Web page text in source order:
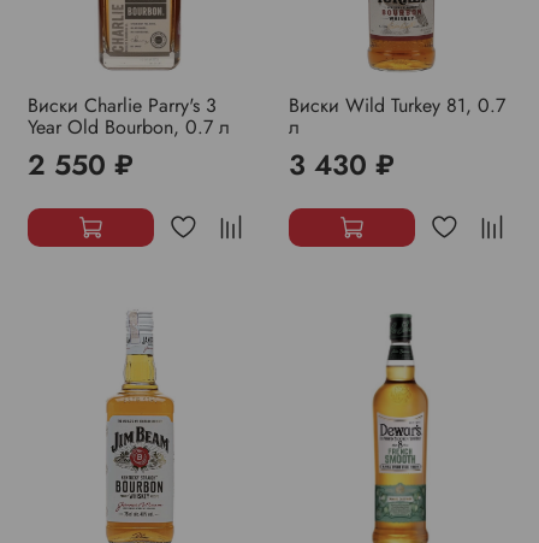
Виски Charlie Parry's 3
Year Old Bourbon, 0.7 л
2 550 ₽
Виски Wild Turkey 81, 0.7
л
3 430 ₽